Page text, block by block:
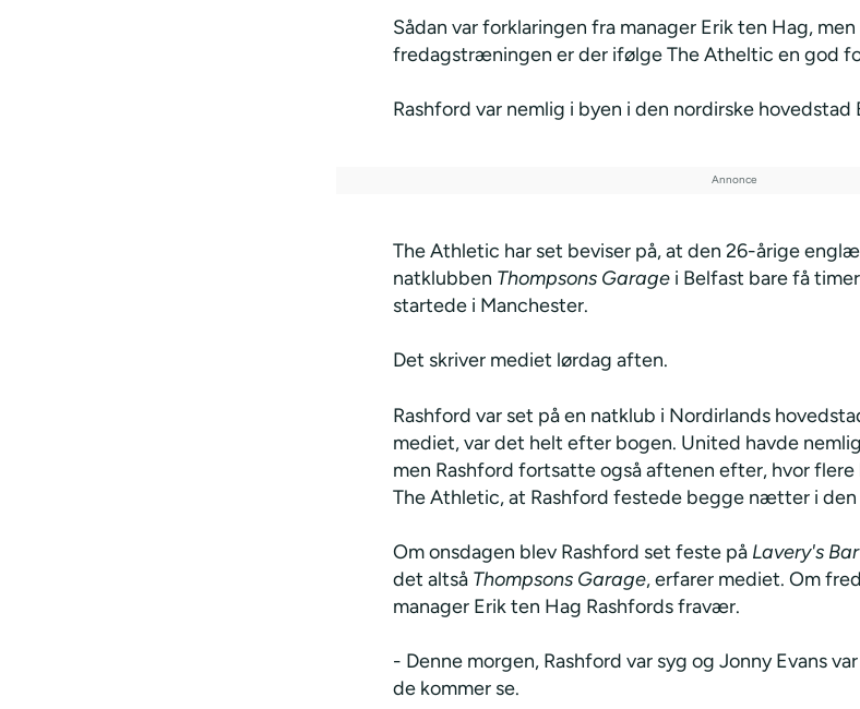
Sådan var forklaringen fra manager Erik ten Hag,
fredagstræningen er der ifølge The Atheltic en god
Rashford var nemlig i byen i den nordirske hovedstad
The Athletic har set beviser på, at den 26-årige
natklubben Thompsons Garage i Belfast bare få
startede i Manchester.
Det skriver mediet lørdag aften.
Rashford var set på en natklub i Nordirlands
mediet, var det helt efter bogen. United havde
men Rashford fortsatte også aftenen efter, hvor
The Athletic, at Rashford festede begge nætter i den
Om onsdagen blev Rashford set feste på Lavery's Bar
det altså Thompsons Garage, erfarer mediet. Om
manager Erik ten Hag Rashfords fravær.
- Denne morgen, Rashford var syg og Jonny Evans
de kommer se.